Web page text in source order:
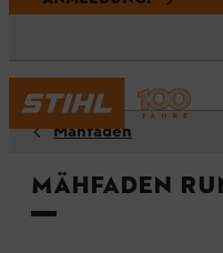
Mähfäden
Mähfaden